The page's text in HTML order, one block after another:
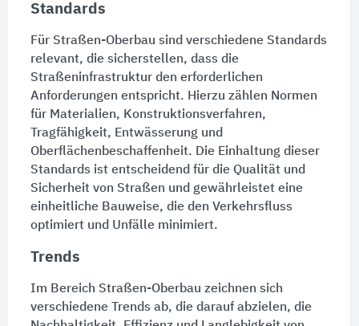
Standards
Für Straßen-Oberbau sind verschiedene Standards
relevant, die sicherstellen, dass die
Straßeninfrastruktur den erforderlichen
Anforderungen entspricht. Hierzu zählen Normen
für Materialien, Konstruktionsverfahren,
Tragfähigkeit, Entwässerungund
Oberflächenbeschaffenheit. Die Einhaltung dieser
Standards ist entscheidend für die Qualität und
Sicherheit von Straßen und gewährleistet eine
einheitliche Bauweise, die den Verkehrsfluss
optimiert und Unfälle minimiert.
Trends
Im Bereich Straßen-Oberbau zeichnen sich
verschiedene Trends ab, die darauf abzielen, die